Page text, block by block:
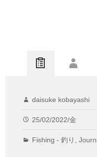
daisuke kobayashi
25/02/2022/金
Fishing - 釣り ,